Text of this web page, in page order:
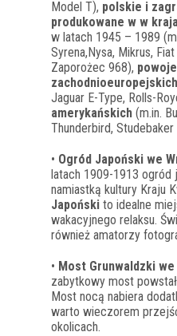
Model T), polskie i
produkowane w w
w latach 1945 – 1989
Syrena,Nysa, Mikrus,
Zaporożec 968),
zachodnioeuropejskich
Jaguar E-Type, Rolls-
amerykańskich (m.in.
Thunderbird, Studebaker
• Ogród Japoński we
latach 1909-1913 ogród
namiastką kultury Kraju
Japoński to idealne
wakacyjnego relaksu.
również amatorzy
• Most Grunwaldzki we
zabytkowy most
Most nocą nabiera
warto wieczorem
okolicach.